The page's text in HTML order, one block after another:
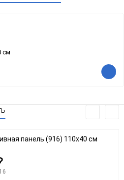
см
панель (916) 110x40 см